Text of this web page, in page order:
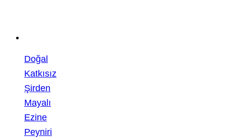
Doğal
Katkısız
Şirden
Mayalı
Ezine
Peyniri